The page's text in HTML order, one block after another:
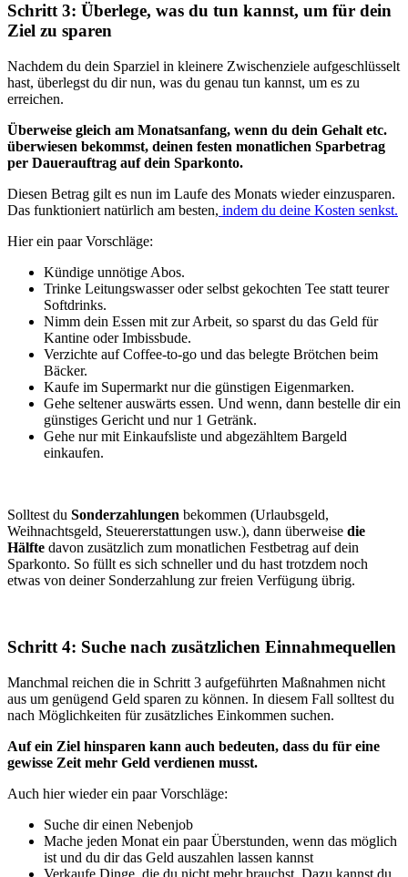
Schritt 3: Überlege, was du tun kannst, um für dein
Ziel zu sparen
Nachdem du dein Sparziel in kleinere Zwischenziele aufgeschlüsselt
hast, überlegst du dir nun, was du genau tun kannst, um es zu
erreichen.
Überweise gleich am Monatsanfang, wenn du dein Gehalt etc.
überwiesen bekommst, deinen festen monatlichen Sparbetrag
per Dauerauftrag auf dein Sparkonto.
Diesen Betrag gilt es nun im Laufe des Monats wieder einzusparen.
Das funktioniert natürlich am besten, indem du deine Kosten senkst.
Hier ein paar Vorschläge:
Kündige unnötige Abos.
Trinke Leitungswasser oder selbst gekochten Tee statt teurer
Softdrinks.
Nimm dein Essen mit zur Arbeit, so sparst du das Geld für
Kantine oder Imbissbude.
Verzichte auf Coffee-to-go und das belegte Brötchen beim
Bäcker.
Kaufe im Supermarkt nur die günstigen Eigenmarken.
Gehe seltener auswärts essen. Und wenn, dann bestelle dir ein
günstiges Gericht und nur 1 Getränk.
Gehe nur mit Einkaufsliste und abgezähltem Bargeld
einkaufen.
Solltest du Sonderzahlungen bekommen (Urlaubsgeld,
Weihnachtsgeld, Steuererstattungen usw.), dann überweise die
Hälfte davon zusätzlich zum monatlichen Festbetrag auf dein
Sparkonto. So füllt es sich schneller und du hast trotzdem noch
etwas von deiner Sonderzahlung zur freien Verfügung übrig.
Schritt 4: Suche nach zusätzlichen Einnahmequellen
Manchmal reichen die in Schritt 3 aufgeführten Maßnahmen nicht
aus um genügend Geld sparen zu können. In diesem Fall solltest du
nach Möglichkeiten für zusätzliches Einkommen suchen.
Auf ein Ziel hinsparen kann auch bedeuten, dass du für eine
gewisse Zeit mehr Geld verdienen musst.
Auch hier wieder ein paar Vorschläge:
Suche dir einen Nebenjob
Mache jeden Monat ein paar Überstunden, wenn das möglich
ist und du dir das Geld auszahlen lassen kannst
Verkaufe Dinge, die du nicht mehr brauchst. Dazu kannst du